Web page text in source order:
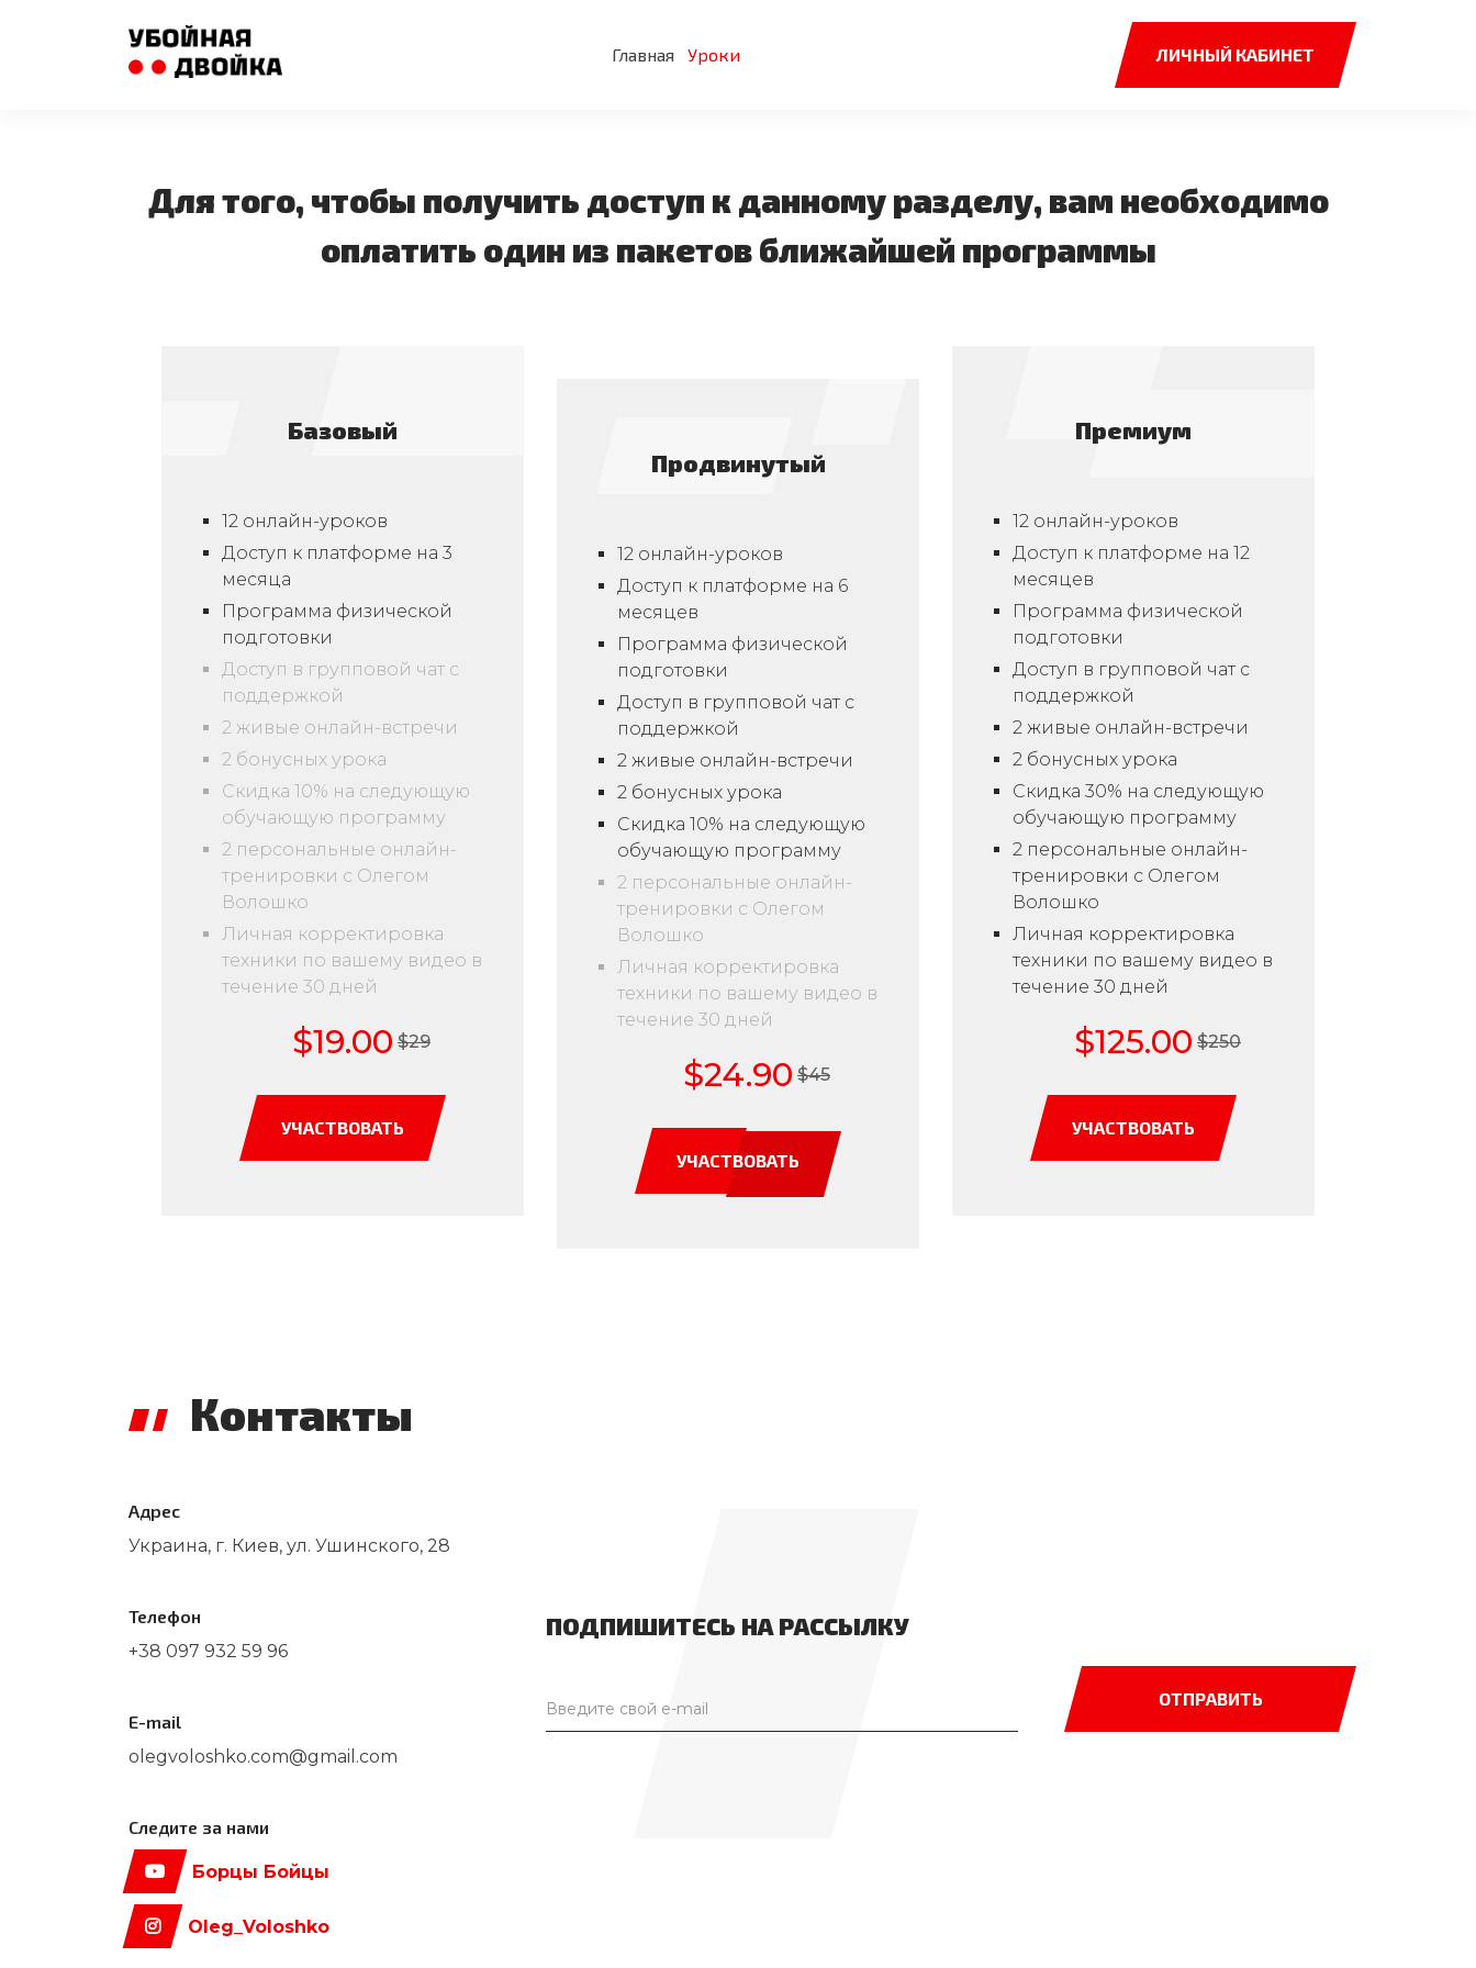
Главная Уроки ЛИЧНЫЙ КАБИНЕТ
Для того, чтобы получить доступ к данному разделу, вам необходимо
оплатить один из пакетов ближайшей программы
Базовый
12 онлайн-уроков
Доступ к платформе на 3
месяца
Программа физической
подготовки
Доступ в групповой чат с
поддержкой
2 живые онлайн-встречи
2 бонусных урока
Скидка 10% на следующую
обучающую программу
2 персональные онлайн-
тренировки с Олегом
Волошко
Личная корректировка
техники по вашему видео в
течение 30 дней
$19.00 $29
УЧАСТВОВАТЬ
Продвинутый
12 онлайн-уроков
Доступ к платформе на 6
месяцев
Программа физической
подготовки
Доступ в групповой чат с
поддержкой
2 живые онлайн-встречи
2 бонусных урока
Скидка 10% на следующую
обучающую программу
2 персональные онлайн-
тренировки с Олегом
Волошко
Личная корректировка
техники по вашему видео в
течение 30 дней
$24.90 $45
УЧАСТВОВАТЬ
Премиум
12 онлайн-уроков
Доступ к платформе на 12
месяцев
Программа физической
подготовки
Доступ в групповой чат с
поддержкой
2 живые онлайн-встречи
2 бонусных урока
Скидка 30% на следующую
обучающую программу
2 персональные онлайн-
тренировки с Олегом
Волошко
Личная корректировка
техники по вашему видео в
течение 30 дней
$125.00 $250
УЧАСТВОВАТЬ
Контакты
Адрес
Украина, г. Киев, ул. Ушинского, 28
Телефон
+38 097 932 59 96
E-mail
olegvoloshko.com@gmail.com
Следите за нами
Борцы Бойцы
Oleg_Voloshko
ПОДПИШИТЕСЬ НА РАССЫЛКУ